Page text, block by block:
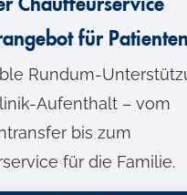
Chauffeurservice
für Patienten
Rundum-
Aufenthalt – vom
bis zum
für die Familie.